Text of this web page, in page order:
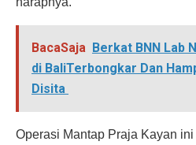
BacaSaja Berkat BNN Lab
di BaliTerbongkar Dan
Disita
Operasi Mantap Praja Kayan